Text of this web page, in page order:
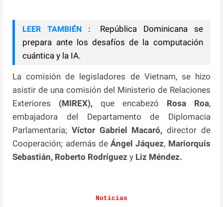
LEER TAMBIÉN :
República Dominicana se
prepara ante los desafíos de la computación
cuántica y la IA.
La comisión de legisladores de Vietnam, se hizo
asistir de una comisión del Ministerio de Relaciones
Exteriores (MIREX), que encabezó Rosa Roa,
embajadora del Departamento de Diplomacia
Parlamentaria;Víctor Gabriel Macaró, director de
Cooperación; además deÁngel Jáquez, Mariorquis
Sebastián, Roberto Rodríguezy Liz Méndez.
Noticias